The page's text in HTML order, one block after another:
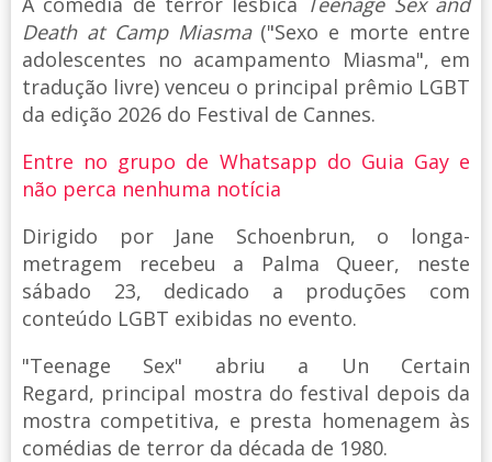
Death at Camp Miasma("Sexo e morte entre
adolescentes no acampamento Miasma", em
tradução livre) venceu o principal prêmio LGBT
da edição 2026 do Festival de Cannes.
Entre no grupo de Whatsapp do Guia Gay e
não perca nenhuma notícia
Dirigido por Jane Schoenbrun, o longa-
metragem recebeu a Palma Queer, neste
sábado 23, dedicado a produções com
conteúdo LGBT exibidas no evento.
"Teenage Sex" abriu a Un Certain
Regard, principal mostra do festival depois da
mostra competitiva, e presta homenagem às
comédias de terror da década de 1980.